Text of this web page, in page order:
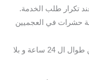
تكرار طلب الخدمة.
حشرات في العجميين
تعمل شركة مكافحة حشرات في العجميين طوال ال 24 ساعة و بلا